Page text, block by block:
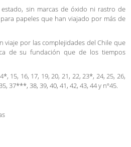
estado, sin marcas de óxido ni rastro de
papeles que han viajado por más de
viaje por las complejidades del Chile que
de su fundación que de los tiempos
15, 16, 17, 19, 20, 21, 22, 23*, 24, 25, 26,
37***, 38, 39, 40, 41, 42, 43, 44 y nº45.